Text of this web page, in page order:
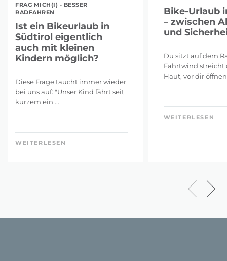
FRAG MICH(I) - BESSER
RADFAHREN
Ist ein Bikeurlaub in
Südtirol eigentlich
auch mit kleinen
Kindern möglich?
Diese Frage taucht immer wieder
bei uns auf: "Unser Kind fährt seit
kurzem ein ...
WEITERLESEN
Bike-Urlaub
– zwischen
und
Du sitzt auf dem
Fahrtwind streicht
Haut, vor dir öffnen
WEITERLESEN